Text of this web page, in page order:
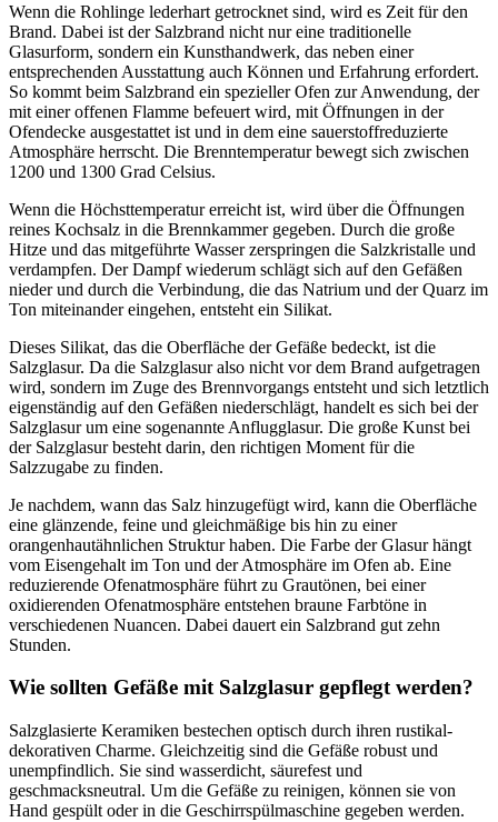
Wenn die Rohlinge lederhart getrocknet sind, wird es Zeit für den
Brand. Dabei ist der Salzbrand nicht nur eine traditionelle
Glasurform, sondern ein Kunsthandwerk, das neben einer
entsprechenden Ausstattung auch Können und Erfahrung erfordert.
So kommt beim Salzbrand ein spezieller Ofen zur Anwendung, der
mit einer offenen Flamme befeuert wird, mit Öffnungen in der
Ofendecke ausgestattet ist und in dem eine sauerstoffreduzierte
Atmosphäre herrscht. Die Brenntemperatur bewegt sich zwischen
1200 und 1300 Grad Celsius.
Wenn die Höchsttemperatur erreicht ist, wird über die Öffnungen
reines Kochsalz in die Brennkammer gegeben. Durch die große
Hitze und das mitgeführte Wasser zerspringen die Salzkristalle und
verdampfen. Der Dampf wiederum schlägt sich auf den Gefäßen
nieder und durch die Verbindung, die das Natrium und der Quarz im
Ton miteinander eingehen, entsteht ein Silikat.
Dieses Silikat, das die Oberfläche der Gefäße bedeckt, ist die
Salzglasur. Da die Salzglasur also nicht vor dem Brand aufgetragen
wird, sondern im Zuge des Brennvorgangs entsteht und sich letztlich
eigenständig auf den Gefäßen niederschlägt, handelt es sich bei der
Salzglasur um eine sogenannte Anflugglasur. Die große Kunst bei
der Salzglasur besteht darin, den richtigen Moment für die
Salzzugabe zu finden.
Je nachdem, wann das Salz hinzugefügt wird, kann die Oberfläche
eine glänzende, feine und gleichmäßige bis hin zu einer
orangenhautähnlichen Struktur haben. Die Farbe der Glasur hängt
vom Eisengehalt im Ton und der Atmosphäre im Ofen ab. Eine
reduzierende Ofenatmosphäre führt zu Grautönen, bei einer
oxidierenden Ofenatmosphäre entstehen braune Farbtöne in
verschiedenen Nuancen. Dabei dauert ein Salzbrand gut zehn
Stunden.
Wie sollten Gefäße mit Salzglasur gepflegt werden?
Salzglasierte Keramiken bestechen optisch durch ihren rustikal-
dekorativen Charme. Gleichzeitig sind die Gefäße robust und
unempfindlich. Sie sind wasserdicht, säurefest und
geschmacksneutral. Um die Gefäße zu reinigen, können sie von
Hand gespült oder in die Geschirrspülmaschine gegeben werden.